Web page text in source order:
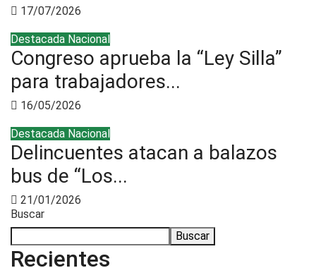
17/07/2026
Destacada Nacional
Congreso aprueba la “Ley Silla”
para trabajadores...
16/05/2026
Destacada Nacional
Delincuentes atacan a balazos
bus de “Los...
21/01/2026
Buscar
Buscar
Recientes